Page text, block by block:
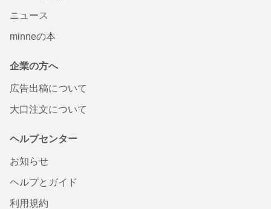
ニュース
minneの本
企業の方へ
広告出稿について
大口注文について
ヘルプセンター
お知らせ
ヘルプとガイド
利用規約